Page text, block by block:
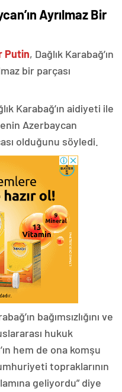
Ayrılmaz Bir
Putin, Dağlık Karabağ’ın
bir parçası
Karabağ’ın aidiyeti ile
Azerbaycan
olduğunu söyledi.
bağımsızlığını ve
hukuk
hem de ona komşu
topraklarının
geliyordu” diye